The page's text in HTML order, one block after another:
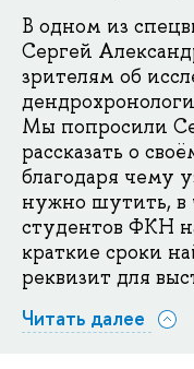
В одном из
Сергей
зрителям об
Мы попросили
рассказать о
благодаря чему
нужно шутить,
студентов ФКН
краткие сроки
реквизит для
Читать далее